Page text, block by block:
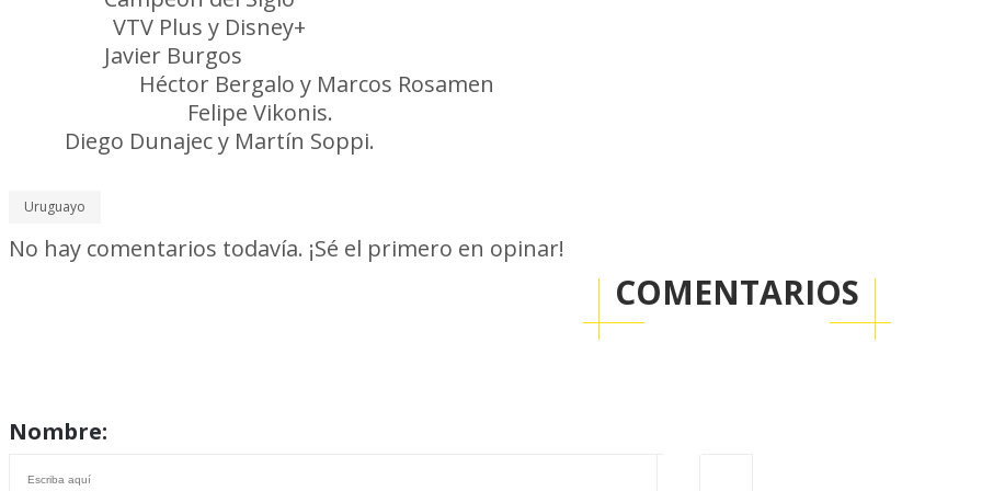
VTV Plus y Disney+
Javier Burgos
Héctor Bergalo y Marcos Rosamen
Felipe Vikonis.
Diego Dunajec y Martín Soppi.
Uruguayo
COMENTARIOS
Nombre:
No hay comentarios todavía. ¡Sé el primero en opinar!